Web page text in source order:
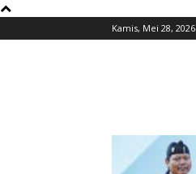
Kamis, Mei 28, 2026